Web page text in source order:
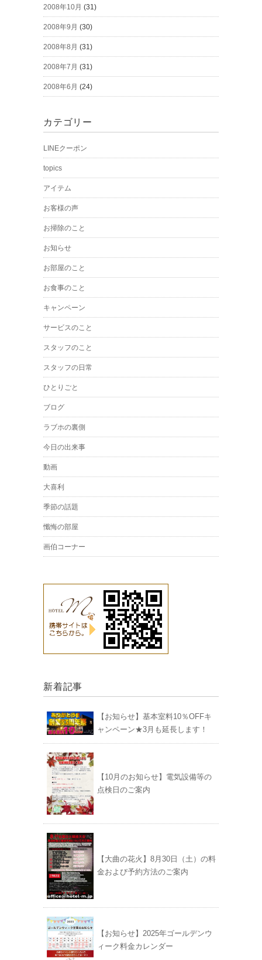
2008年10月 (31)
2008年9月 (30)
2008年8月 (31)
2008年7月 (31)
2008年6月 (24)
カテゴリー
LINEクーポン
topics
アイテム
お客様の声
お掃除のこと
お知らせ
お部屋のこと
お食事のこと
キャンペーン
サービスのこと
スタッフのこと
スタッフの日常
ひとりごと
ブログ
ラブホの裏側
今日の出来事
動画
大喜利
季節の話題
懺悔の部屋
画伯コーナー
新着記事
【お知らせ】基本室料10％OFFキ
ャンペーン★3月も延長します！
【10月のお知らせ】電気設備等の
点検日のご案内
【大曲の花火】8月30日（土）の料
金および予約方法のご案内
【お知らせ】2025年ゴールデンウ
ィーク料金カレンダー